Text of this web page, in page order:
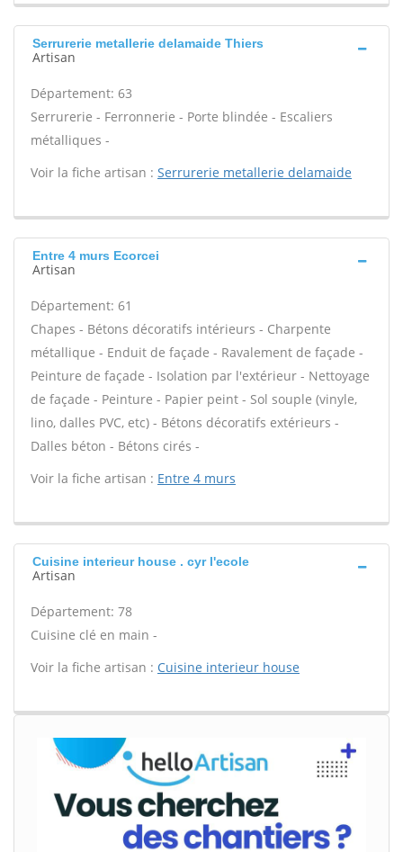
Serrurerie metallerie delamaide Thiers
Artisan
Département: 63
Serrurerie - Ferronnerie - Porte blindée - Escaliers
métalliques -
Voir la fiche artisan : Serrurerie metallerie delamaide
Entre 4 murs Ecorcei
Artisan
Département: 61
Chapes - Bétons décoratifs intérieurs - Charpente
métallique - Enduit de façade - Ravalement de façade -
Peinture de façade - Isolation par l'extérieur - Nettoyage
de façade - Peinture - Papier peint - Sol souple (vinyle,
lino, dalles PVC, etc) - Bétons décoratifs extérieurs -
Dalles béton - Bétons cirés -
Voir la fiche artisan : Entre 4 murs
Cuisine interieur house . cyr l'ecole
Artisan
Département: 78
Cuisine clé en main -
Voir la fiche artisan : Cuisine interieur house